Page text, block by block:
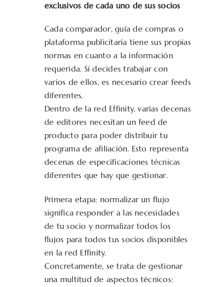
exclusivos de cada uno de sus socios
Cada comparador, guía de compras o
plataforma publicitaria tiene sus propias
normas en cuanto a la información
requerida. Si decides trabajar con
varios de ellos, es necesario crear feeds
diferentes.
Dentro de la red Effinity, varias decenas
de editores necesitan un feed de
producto para poder distribuir tu
programa de afiliación. Esto representa
decenas de especificaciones técnicas
diferentes que hay que gestionar.
Primera etapa: normalizar un flujo
significa responder a las necesidades
de tu socio y normalizar todos los
flujos para todos tus socios disponibles
en la red Effinity.
Concretamente, se trata de gestionar
una multitud de aspectos técnicos: